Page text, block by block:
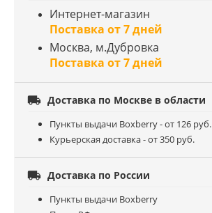
Интернет-магазин
Поставка от 7 дней
Москва, м.Дубровка
Поставка от 7 дней
 Доставка по Москве в области
Пункты выдачи Boxberry - от 126 руб.
Курьерская доставка - от 350 руб.
 Доставка по России
Пункты выдачи Boxberry